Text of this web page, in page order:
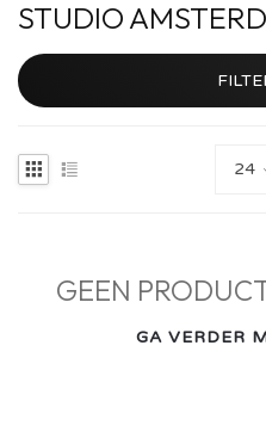
STUDIO
GEEN
GA VERDER